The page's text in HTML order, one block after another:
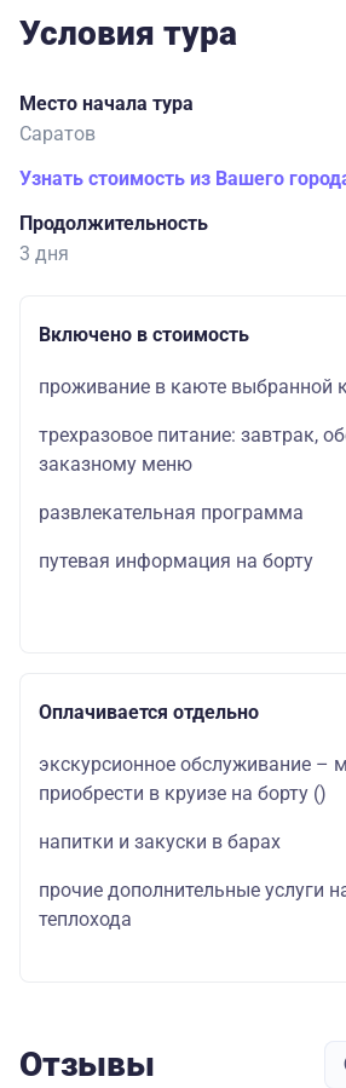
Условия тура
Место начала тура
Саратов
Узнать стоимость из Вашего
Продолжительность
3 дня
Включено в стоимость
проживание в каюте выбранной
трехразовое питание: завтрак,
заказному меню
развлекательная программа
путевая информация на борту
Оплачивается отдельно
экскурсионное обслуживание –
приобрести в круизе на борту ()
напитки и закуски в барах
прочие дополнительные услуги
теплохода
Отзывы